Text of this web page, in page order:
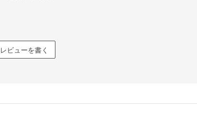
レビューを書く